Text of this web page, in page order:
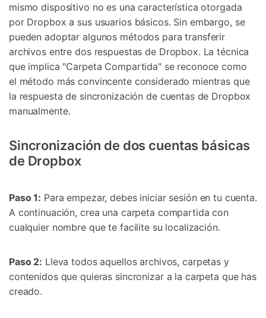
mismo dispositivo no es una característica otorgada
por Dropbox a sus usuarios básicos. Sin embargo, se
pueden adoptar algunos métodos para transferir
archivos entre dos respuestas de Dropbox. La técnica
que implica "Carpeta Compartida" se reconoce como
el método más convincente considerado mientras que
la respuesta de sincronización de cuentas de Dropbox
manualmente.
Sincronización de dos cuentas básicas
de Dropbox
Paso 1: Para empezar, debes iniciar sesión en tu cuenta.
A continuación, crea una carpeta compartida con
cualquier nombre que te facilite su localización.
Paso 2: Lleva todos aquellos archivos, carpetas y
contenidos que quieras sincronizar a la carpeta que has
creado.